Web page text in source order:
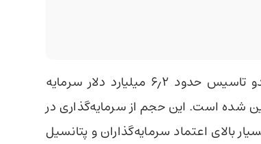
، پرومتئوس در بدو تاسیس حدود ۶٫۲ میلیارد دلار سرمایه
شده است. این حجم از سرمایه‌گذاری در
بالای اعتماد سرمایه‌گذاران و پتانسیل